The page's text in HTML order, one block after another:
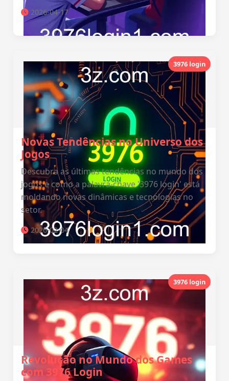
2026-04-17
3976 login
Novas Tendências no Universo dos
Jogos
Descubra as últimas tendências no mundo dos
jogos e como a palavra-chave '3976 login' está
moldando novas dinâmicas e tecnologias no
setor.
2026-02-04
3976 login
Revolução no Mundo dos Games
com 3976 Login